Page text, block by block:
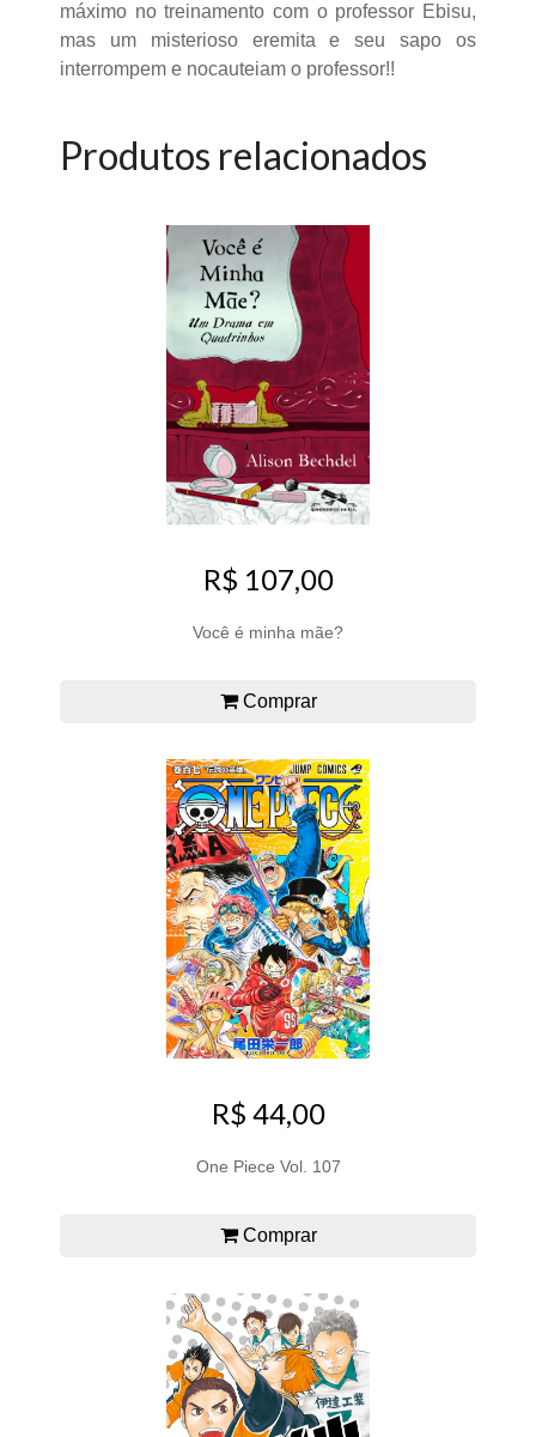
máximo no treinamento com o professor Ebisu,
mas um misterioso eremita e seu sapo os
interrompem e nocauteiam o professor!!
Produtos relacionados
R$ 107,00
Você é minha mãe?
Comprar
R$ 44,00
One Piece Vol. 107
Comprar